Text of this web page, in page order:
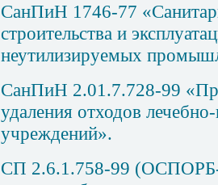
СанПиН 1746-77
строительства и
неутилизируемых
СанПиН 2.01.7.728-99
удаления отходов
учреждений».
СП 2.6.1.758-99 (ОСПОРБ-